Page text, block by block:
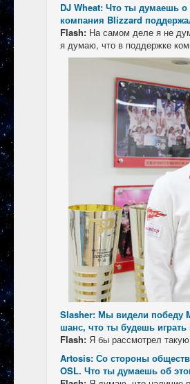
DJ Wheat: Что ты думаешь о
компания Blizzard
Flash: На самом деле я не
я думаю, что в поддержке
Slasher: Мы видели победу
шанс, что ты будешь играть
Flash: Я бы рассмотрел
Artosis: Со стороны
OSL. Что ты думаешь об